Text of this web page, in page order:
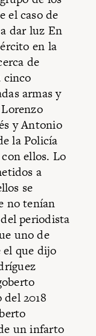
el caso de
dar luz En
en la
de
cinco
armas y
y Antonio
la Policía
ellos. Lo
a
se
no tenían
periodista
uno de
el que dijo
2018
un infarto